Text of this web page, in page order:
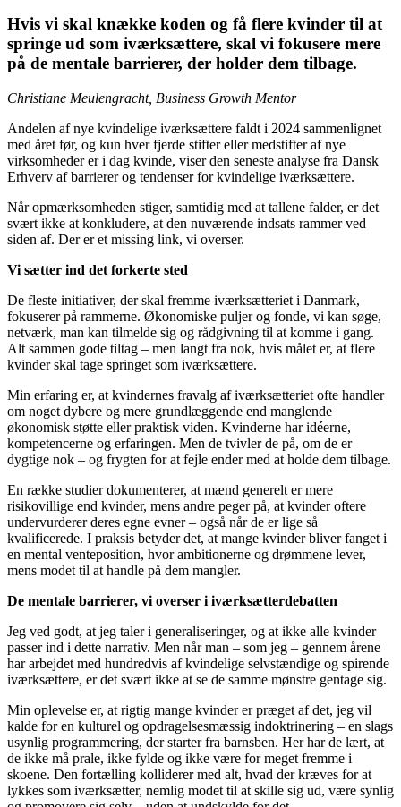
Hvis vi skal knække koden og få flere kvinder til at
springe ud som iværksættere, skal vi fokusere mere
på de mentale barrierer, der holder dem tilbage.
Christiane Meulengracht, Business Growth Mentor
Andelen af nye kvindelige iværksættere faldt i 2024 sammenlignet
med året før, og kun hver fjerde stifter eller medstifter af nye
virksomheder er i dag kvinde, viser den seneste analyse fra Dansk
Erhverv af barrierer og tendenser for kvindelige iværksættere.
Når opmærksomheden stiger, samtidig med at tallene falder, er det
svært ikke at konkludere, at den nuværende indsats rammer ved
siden af. Der er et missing link, vi overser.
Vi sætter ind det forkerte sted
De fleste initiativer, der skal fremme iværksætteriet i Danmark,
fokuserer på rammerne. Økonomiske puljer og fonde, vi kan søge,
netværk, man kan tilmelde sig og rådgivning til at komme i gang.
Alt sammen gode tiltag – men langt fra nok, hvis målet er, at flere
kvinder skal tage springet som iværksættere.
Min erfaring er, at kvindernes fravalg af iværksætteriet ofte handler
om noget dybere og mere grundlæggende end manglende
økonomisk støtte eller praktisk viden. Kvinderne har idéerne,
kompetencerne og erfaringen. Men de tvivler de på, om de er
dygtige nok – og frygten for at fejle ender med at holde dem tilbage.
En række studier dokumenterer, at mænd generelt er mere
risikovillige end kvinder, mens andre peger på, at kvinder oftere
undervurderer deres egne evner – også når de er lige så
kvalificerede. I praksis betyder det, at mange kvinder bliver fanget i
en mental venteposition, hvor ambitionerne og drømmene lever,
mens modet til at handle på dem mangler.
De mentale barrierer, vi overser i iværksætterdebatten
Jeg ved godt, at jeg taler i generaliseringer, og at ikke alle kvinder
passer ind i dette narrativ. Men når man – som jeg – gennem årene
har arbejdet med hundredvis af kvindelige selvstændige og spirende
iværksættere, er det svært ikke at se de samme mønstre gentage sig.
Min oplevelse er, at rigtig mange kvinder er præget af det, jeg vil
kalde for en kulturel og opdragelsesmæssig indoktrinering – en slags
usynlig programmering, der starter fra barnsben. Her har de lært, at
de ikke må prale, ikke fylde og ikke være for meget fremme i
skoene. Den fortælling kolliderer med alt, hvad der kræves for at
lykkes som iværksætter, nemlig modet til at skille sig ud, være synlig